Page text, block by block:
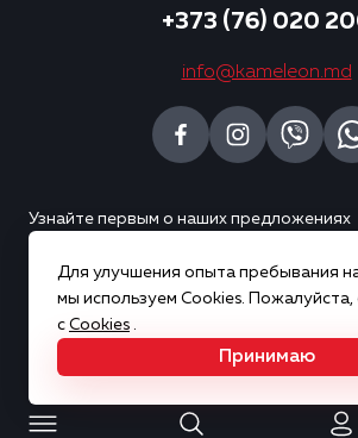
Узнайте первым о наших предложениях
+373 (76) 020
info@kameleon.md
Copyright © 2026 Kameleon. Все
Для улучшения опыта пребывания
мы используем Cookies. Пожалуйста,
с Cookies .
Принимаю